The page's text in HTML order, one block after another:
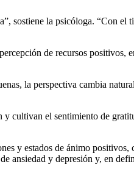
sostiene la psicóloga. “Con el
de recursos positivos,
la perspectiva cambia
y cultivan el sentimiento de
y estados de ánimo positivos,
ansiedad y depresión y, en